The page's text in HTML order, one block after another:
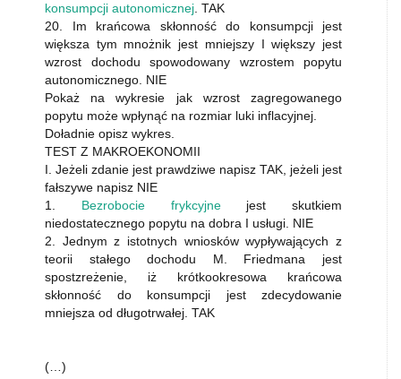
konsumpcji autonomicznej. TAK
20. Im krańcowa skłonność do konsumpcji jest
większa tym mnożnik jest mniejszy I większy jest
wzrost dochodu spowodowany wzrostem popytu
autonomicznego. NIE
Pokaż na wykresie jak wzrost zagregowanego
popytu może wpłynąć na rozmiar luki inflacyjnej.
Doładnie opisz wykres.
TEST Z MAKROEKONOMII
I. Jeżeli zdanie jest prawdziwe napisz TAK, jeżeli jest
fałszywe napisz NIE
1. Bezrobocie frykcyjnejest skutkiem
niedostatecznego popytu na dobra I usługi. NIE
2. Jednym z istotnych wniosków wypływających z
teorii stałego dochodu M. Friedmana jest
spostzreżenie, iż krótkookresowa krańcowa
skłonność do konsumpcji jest zdecydowanie
mniejsza od długotrwałej. TAK
(…)